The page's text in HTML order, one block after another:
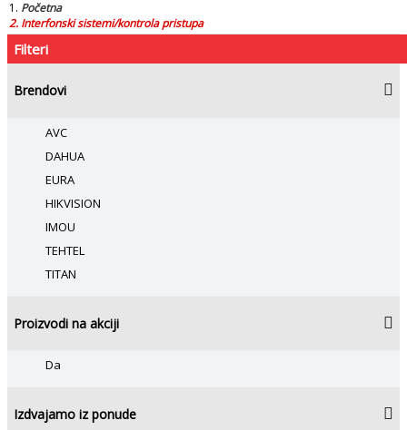
Početna
Interfonski sistemi/kontrola pristupa
Filteri
Brendovi
AVC
DAHUA
EURA
HIKVISION
IMOU
TEHTEL
TITAN
Proizvodi na akciji
Da
Izdvajamo iz ponude